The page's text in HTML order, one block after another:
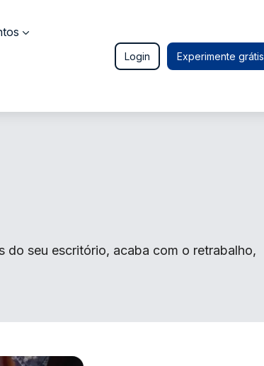
Login Experimente grátis
seu escritório, acaba com o retrabalho,